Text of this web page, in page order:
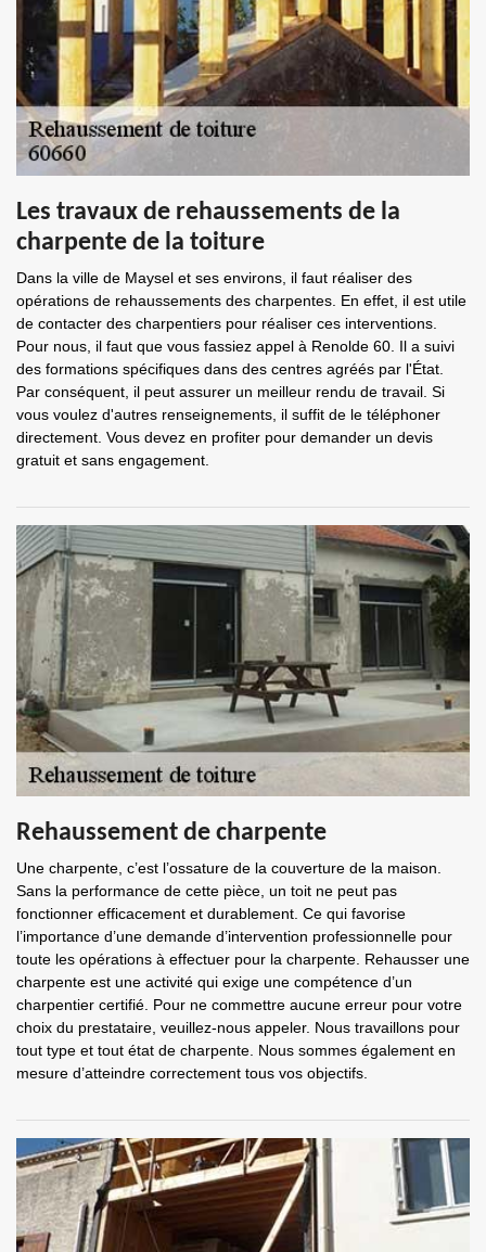
Les travaux de rehaussements de la
charpente de la toiture
Dans la ville de Maysel et ses environs, il faut réaliser des
opérations de rehaussements des charpentes. En effet, il est utile
de contacter des charpentiers pour réaliser ces interventions.
Pour nous, il faut que vous fassiez appel à Renolde 60. Il a suivi
des formations spécifiques dans des centres agréés par l'État.
Par conséquent, il peut assurer un meilleur rendu de travail. Si
vous voulez d'autres renseignements, il suffit de le téléphoner
directement. Vous devez en profiter pour demander un devis
gratuit et sans engagement.
Rehaussement de charpente
Une charpente, c’est l’ossature de la couverture de la maison.
Sans la performance de cette pièce, un toit ne peut pas
fonctionner efficacement et durablement. Ce qui favorise
l’importance d’une demande d’intervention professionnelle pour
toute les opérations à effectuer pour la charpente. Rehausser une
charpente est une activité qui exige une compétence d’un
charpentier certifié. Pour ne commettre aucune erreur pour votre
choix du prestataire, veuillez-nous appeler. Nous travaillons pour
tout type et tout état de charpente. Nous sommes également en
mesure d’atteindre correctement tous vos objectifs.